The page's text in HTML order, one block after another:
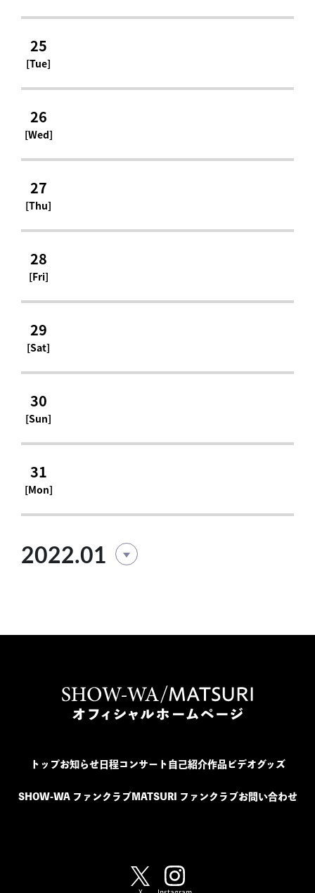
25
[Tue]
26
[Wed]
27
[Thu]
28
[Fri]
29
[Sat]
30
[Sun]
31
[Mon]
2022.01
トップお知らせ日程コンサート 自己紹介作品ビデオグッズ
SHOW-WA ファンクラブMATSURI ファンクラブお問い合わせ